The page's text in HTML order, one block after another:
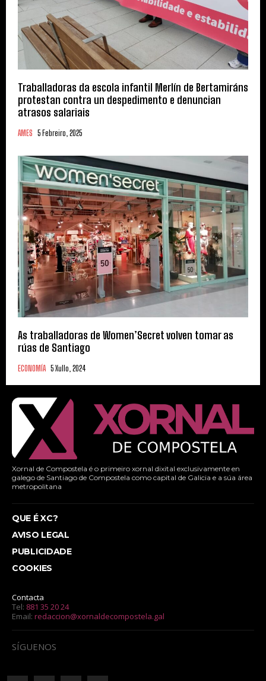
Traballadoras da escola infantil Merlín de Bertamiráns
protestan contra un despedimento e denuncian
atrasos salariais
AMES 5 Febreiro, 2025
As traballadoras de Women’Secret volven tomar as
rúas de Santiago
ECONOMÍA 5 Xullo, 2024
Xornal de Compostela é o primeiro xornal dixital exclusivamente en
galego de Santiago de Compostela como capital de Galicia e a súa área
metropolitana
QUE É XC?
AVISO LEGAL
PUBLICIDADE
COOKIES
Contacta
Tel: 881 35 20 24
Email: redaccion@xornaldecompostela.gal
SÍGUENOS